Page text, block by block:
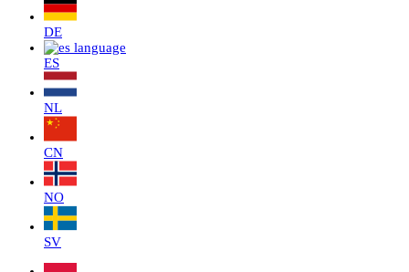
DE
ES
NL
CN
NO
SV